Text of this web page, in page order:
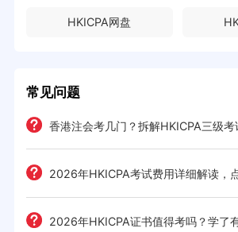
HKICPA网盘
常见问题
香港注会考几门？拆解HKICPA三级考
2026年HKICPA考试费用详细解读，
2026年HKICPA证书值得考吗？学了